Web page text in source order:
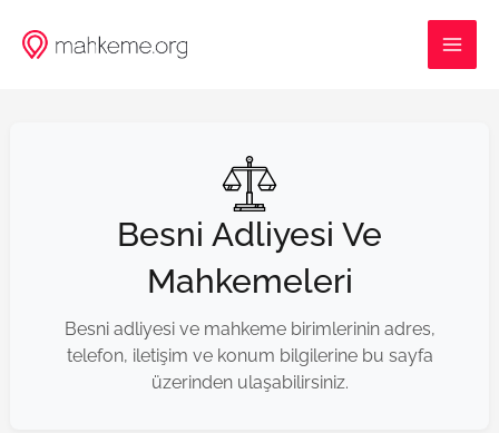
atla
Besni Adliyesi Ve
Mahkemeleri
Besni adliyesi ve mahkeme birimlerinin adres,
telefon, iletişim ve konum bilgilerine bu sayfa
üzerinden ulaşabilirsiniz.